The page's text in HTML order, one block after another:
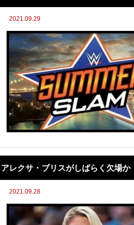
2021.09.29
アレクサ・ブリスがしばらく欠場か
2021.09.28